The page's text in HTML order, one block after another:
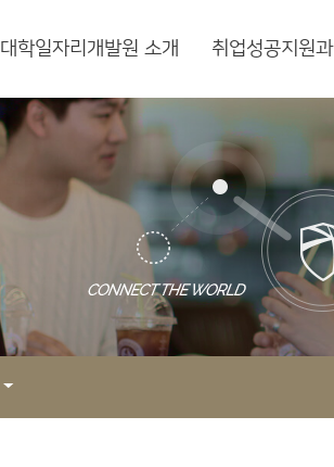
대학일자리개발원 소개 취업성공지원과